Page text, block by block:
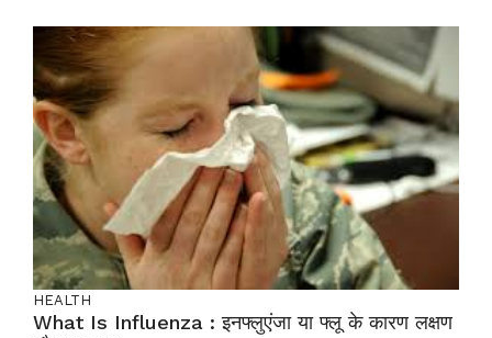
HEALTH
What Is Influenza : इनफ्लुएंजा या फ्लू के कारण लक्षण